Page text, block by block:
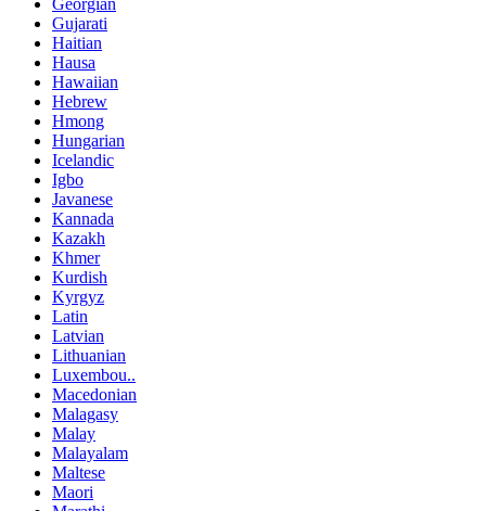
Georgian
Gujarati
Haitian
Hausa
Hawaiian
Hebrew
Hmong
Hungarian
Icelandic
Igbo
Javanese
Kannada
Kazakh
Khmer
Kurdish
Kyrgyz
Latin
Latvian
Lithuanian
Luxembou..
Macedonian
Malagasy
Malay
Malayalam
Maltese
Maori